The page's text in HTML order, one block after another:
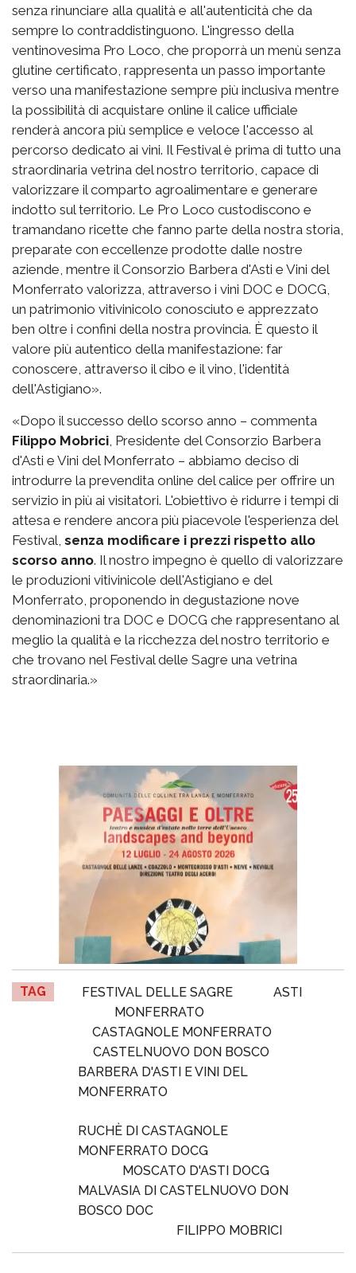
senza rinunciare alla qualità e all'autenticità che da
sempre lo contraddistinguono. L'ingresso della
ventinovesima Pro Loco, che proporrà un menù senza
glutine certificato, rappresenta un passo importante
verso una manifestazione sempre più inclusiva mentre
la possibilità di acquistare online il calice ufficiale
renderà ancora più semplice e veloce l'accesso al
percorso dedicato ai vini. Il Festival è prima di tutto una
straordinaria vetrina del nostro territorio, capace di
valorizzare il comparto agroalimentare e generare
indotto sul territorio. Le Pro Loco custodiscono e
tramandano ricette che fanno parte della nostra storia,
preparate con eccellenze prodotte dalle nostre
aziende, mentre il Consorzio Barbera d'Asti e Vini del
Monferrato valorizza, attraverso i vini DOC e DOCG,
un patrimonio vitivinicolo conosciuto e apprezzato
ben oltre i confini della nostra provincia. È questo il
valore più autentico della manifestazione: far
conoscere, attraverso il cibo e il vino, l'identità
dell'Astigiano».
«Dopo il successo dello scorso anno – commenta
Filippo Mobrici, Presidente del Consorzio Barbera
d'Asti e Vini del Monferrato – abbiamo deciso di
introdurre la prevendita online del calice per offrire un
servizio in più ai visitatori. L'obiettivo è ridurre i tempi di
attesa e rendere ancora più piacevole l'esperienza del
Festival, senza modificare i prezzi rispetto allo
scorso anno. Il nostro impegno è quello di valorizzare
le produzioni vitivinicole dell'Astigiano e del
Monferrato, proponendo in degustazione nove
denominazioni tra DOC e DOCG che rappresentano al
meglio la qualità e la ricchezza del nostro territorio e
che trovano nel Festival delle Sagre una vetrina
straordinaria.»
TAG FESTIVAL DELLE SAGRE
ASTI
MONFERRATO
CASTAGNOLE MONFERRATO
CASTELNUOVO DON BOSCO
BARBERA D'ASTI E VINI DEL
MONFERRATO
RUCHÈ DI CASTAGNOLE
MONFERRATO DOCG
MOSCATO D'ASTI DOCG
MALVASIA DI CASTELNUOVO DON
BOSCO DOC
FILIPPO MOBRICI